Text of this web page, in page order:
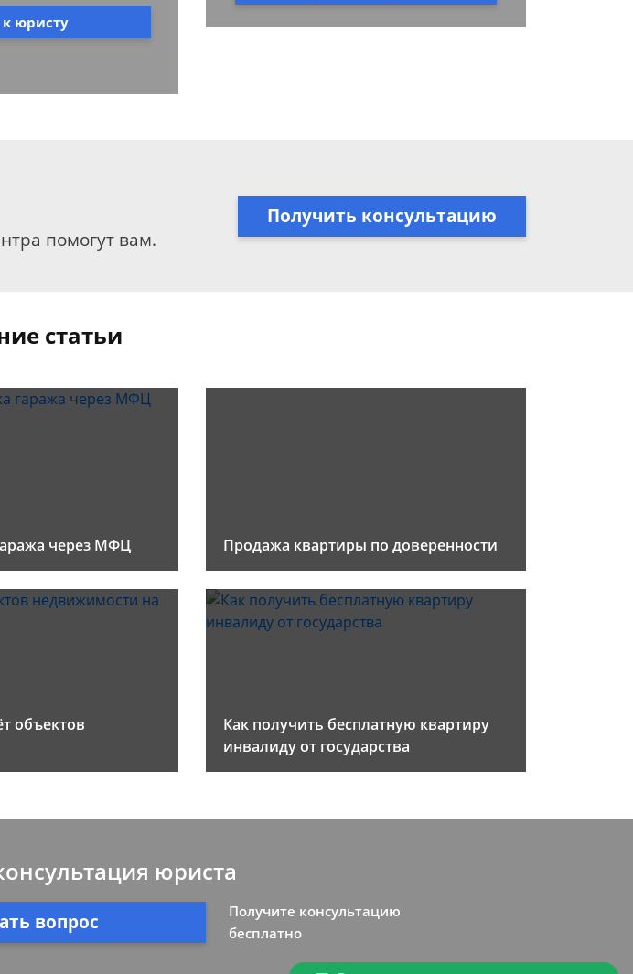
юристу
помогут вам.
Получить консультацию
статьи
через МФЦ Продажа квартиры по доверенности
объектов
Как получить бесплатную квартиру
инвалиду от государства
юриста
вопрос
Получите консультацию
бесплатно